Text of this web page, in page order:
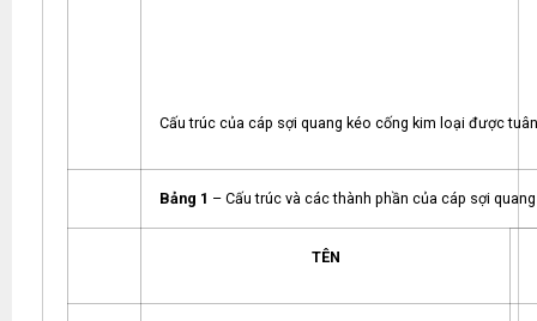
Cấu trúc của cáp sợi quang kéo cống kim loại được
Bảng 1 – Cấu trúc và các thành phần của cáp sợi
TÊN